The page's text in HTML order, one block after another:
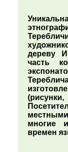
дереву
часть
многие
времен